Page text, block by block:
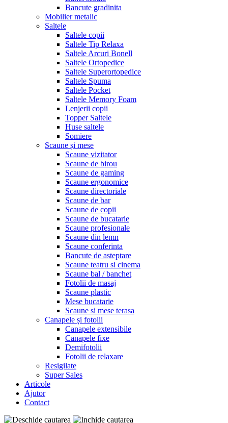
Bancute gradinita
Mobilier metalic
Saltele
Saltele copii
Saltele Tip Relaxa
Saltele Arcuri Bonell
Saltele Ortopedice
Saltele Superortopedice
Saltele Spuma
Saltele Pocket
Saltele Memory Foam
Lenjerii copii
Topper Saltele
Huse saltele
Somiere
Scaune și mese
Scaune vizitator
Scaune de birou
Scaune de gaming
Scaune ergonomice
Scaune directoriale
Scaune de bar
Scaune de copii
Scaune de bucatarie
Scaune profesionale
Scaune din lemn
Scaune conferinta
Bancute de asteptare
Scaune teatru si cinema
Scaune bal / banchet
Fotolii de masaj
Scaune plastic
Mese bucatarie
Scaune si mese terasa
Canapele și fotolii
Canapele extensibile
Canapele fixe
Demifotolii
Fotolii de relaxare
Resigilate
Super Sales
Articole
Ajutor
Contact